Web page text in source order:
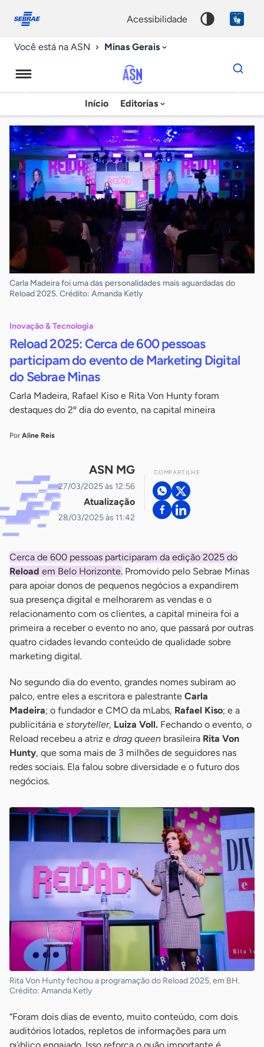
conosco
acessibilidade
Você está na ASN Minas Gerais
Agência
Sebrae
de
Notícias
Início Editorias
Dados
para
chave
Carla Madeira foi uma das personalidades mais aguardadas do
Reload 2025. Crédito: Amanda Ketly
Inovação & Tecnologia
Reload 2025: Cerca de 600 pessoas
participam do evento de Marketing Digital
do Sebrae Minas
Carla Madeira, Rafael Kiso e Rita Von Hunty foram
destaques do 2º dia do evento, na capital mineira
Por Aline Reis
ASN MG
27/03/2025 às 12:56
Atualização
28/03/2025 às 11:42
COMPARTILHE
Cerca de 600 pessoas participaram da edição 2025 do
Reload em Belo Horizonte. Promovido pelo Sebrae Minas
para apoiar donos de pequenos negócios a expandirem
sua presença digital e melhorarem as vendas e o
relacionamento com os clientes, a capital mineira foi a
primeira a receber o evento no ano, que passará por outras
quatro cidades levando conteúdo de qualidade sobre
marketing digital.
No segundo dia do evento, grandes nomes subiram ao
palco, entre eles a escritora e palestrante Carla
Madeira; o fundador e CMO da mLabs, Rafael Kiso; e a
publicitária e storyteller, Luiza Voll. Fechando o evento, o
Reload recebeu a atriz e drag queen brasileira Rita Von
Hunty, que soma mais de 3 milhões de seguidores nas
redes sociais. Ela falou sobre diversidade e o futuro dos
negócios.
Rita Von Hunty fechou a programação do Reload 2025, em BH.
Crédito: Amanda Ketly
“Foram dois dias de evento, muito conteúdo, com dois
auditórios lotados, repletos de informações para um